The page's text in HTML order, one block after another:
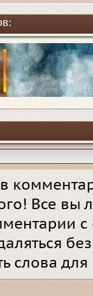
в
Все вы
слова